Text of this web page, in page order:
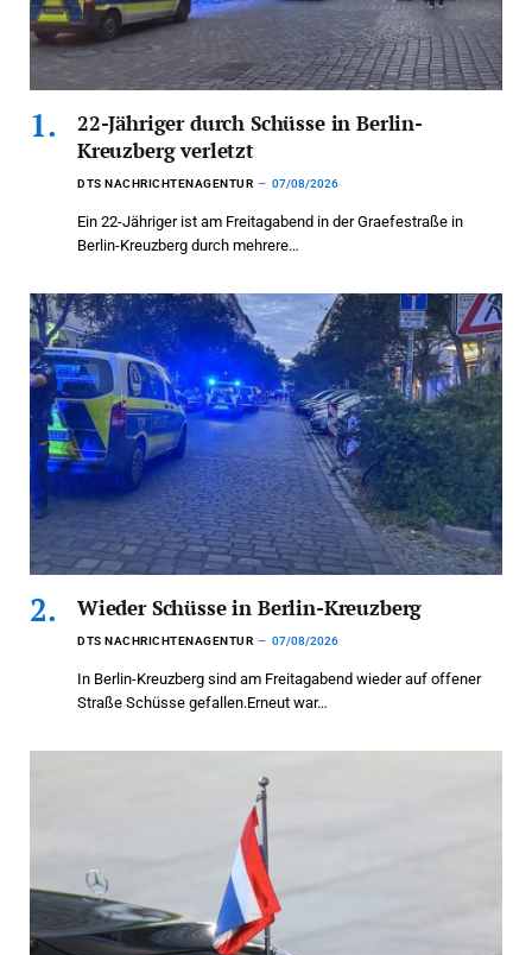
22-Jähriger durch Schüsse in Berlin-
Kreuzberg verletzt
DTS NACHRICHTENAGENTUR 07/08/2026
Ein 22-Jähriger ist am Freitagabend in der Graefestraße in
Berlin-Kreuzberg durch mehrere…
Wieder Schüsse in Berlin-Kreuzberg
DTS NACHRICHTENAGENTUR 07/08/2026
In Berlin-Kreuzberg sind am Freitagabend wieder auf offener
Straße Schüsse gefallen.Erneut war…